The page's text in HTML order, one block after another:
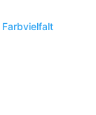
Farbvielfalt